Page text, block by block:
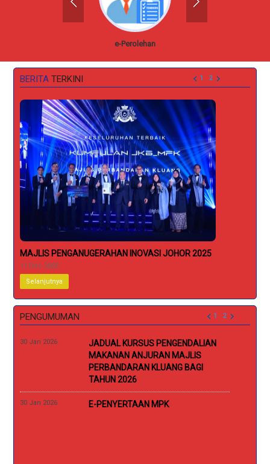
e-Perolehan
BERITA TERKINI
MAJLIS PENGANUGERAHAN INOVASI JOHOR 2025
11 Dec 2025
Selanjutnya
1 2
PENGUMUMAN
30 Jan 2026
JADUAL KURSUS PENGENDALIAN
MAKANAN ANJURAN MAJLIS
PERBANDARAN KLUANG BAGI
TAHUN 2026
30 Jan 2026 E-PENYERTAAN MPK
1 2